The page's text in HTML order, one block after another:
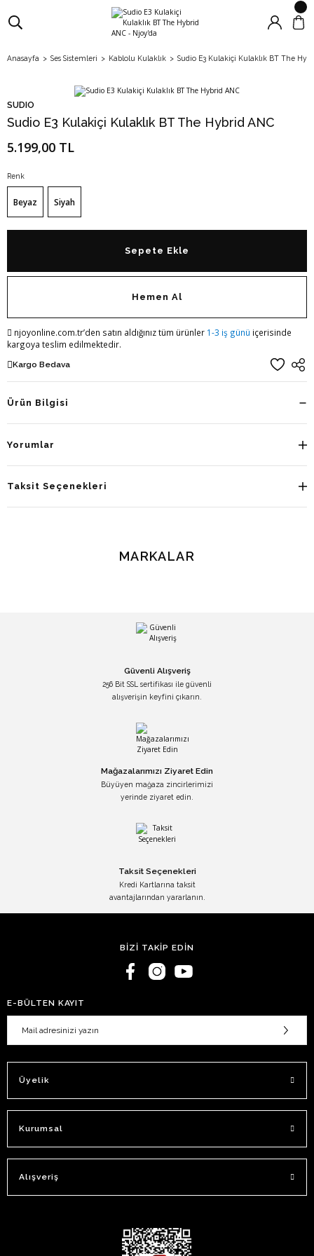
Anasayfa Ses Sistemleri Kablolu Kulaklık Sudio E3 Kulakiçi Kulaklık BT The
SUDIO
Sudio E3 Kulakiçi Kulaklık BT The Hybrid ANC
5.199,00 TL
Renk
Beyaz Siyah
Sepete Ekle
Hemen Al
njoyonline.com.tr’den satın aldığınız tüm ürünler 1-3 iş günü içerisinde
kargoya teslim edilmektedir.
Kargo Bedava
Ürün Bilgisi
Yorumlar
Taksit Seçenekleri
MARKALAR
Güvenli Alışveriş
256 Bit SSL sertifikası ile güvenli
alışverişin keyfini çıkarın.
Mağazalarımızı Ziyaret Edin
Büyüyen mağaza zincirlerimizi
yerinde ziyaret edin.
Taksit Seçenekleri
Kredi Kartlarına taksit
avantajlarından yararlanın.
BİZİ TAKİP EDİN
E-BÜLTEN KAYIT
Üyelik
Kurumsal
Alışveriş